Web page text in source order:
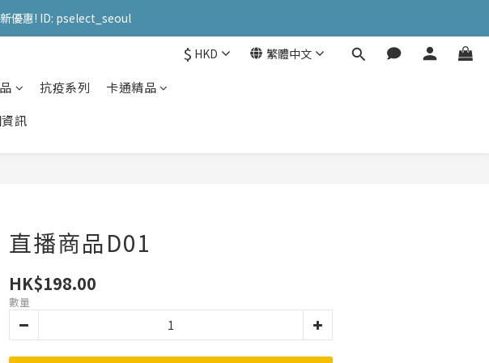
商品除外) | FACEBOOK: PATC遊走泡菜國
優惠! ID: pselect_seoul
商品除外) | FACEBOOK: PATC遊走泡菜國
$ HKD 繁體中文
抗疫系列
卡通精品
訊
直播商品D01
HK$198.00
數量